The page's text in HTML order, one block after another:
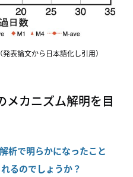
表論文から日本語化し引用）
メカニズム解明を目
析で明らかになったこと
るのでしょうか？